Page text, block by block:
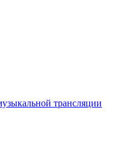
трансляции